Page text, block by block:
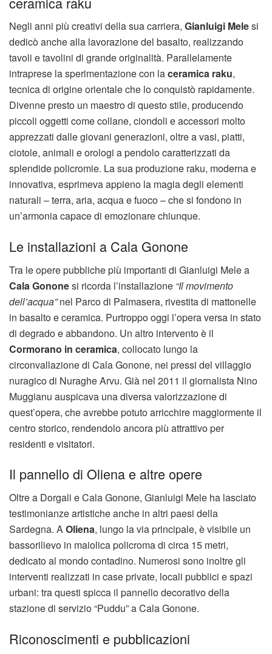
Negli anni più creativi della sua carriera, Gianluigi Melesi
dedicò anche alla lavorazione del basalto, realizzando
tavoli e tavolini di grande originalità. Parallelamente
intraprese la sperimentazione con laceramica raku,
tecnica di origine orientale che lo conquistò rapidamente.
Divenne presto un maestro di questo stile, producendo
piccoli oggetti come collane, ciondoli e accessori molto
apprezzati dalle giovani generazioni, oltre a vasi, piatti,
ciotole, animali e orologi a pendolo caratterizzati da
splendide policromie. La sua produzione raku, moderna e
innovativa, esprimeva appieno la magia degli elementi
naturali – terra, aria, acqua e fuoco – che si fondono in
un’armonia capace di emozionare chiunque.
Le installazioni a Cala Gonone
Tra le opere pubbliche più importanti di Gianluigi Mele a
Cala Gononesi ricorda l’installazione “Il movimento
dell’acqua”nel Parco di Palmasera, rivestita di mattonelle
in basalto e ceramica. Purtroppo oggi l’opera versa in stato
di degrado e abbandono. Un altro intervento è il
Cormorano in ceramica, collocato lungo la
circonvallazione di Cala Gonone, nei pressi del villaggio
nuragico di Nuraghe Arvu. Già nel 2011 il giornalista Nino
Muggianu auspicava una diversa valorizzazione di
quest’opera, che avrebbe potuto arricchire maggiormente il
centro storico, rendendolo ancora più attrattivo per
residenti e visitatori.
Il pannello di Oliena e altre opere
Oltre a Dorgali e Cala Gonone, Gianluigi Mele ha lasciato
testimonianze artistiche anche in altri paesi della
Sardegna. AOliena, lungo la via principale, è visibile un
bassorilievo in maiolica policroma di circa 15 metri,
dedicato al mondo contadino. Numerosi sono inoltre gli
interventi realizzati in case private, locali pubblici e spazi
urbani: tra questi spicca il pannello decorativo della
stazione di servizio “Puddu” a Cala Gonone.
Riconoscimenti e pubblicazioni